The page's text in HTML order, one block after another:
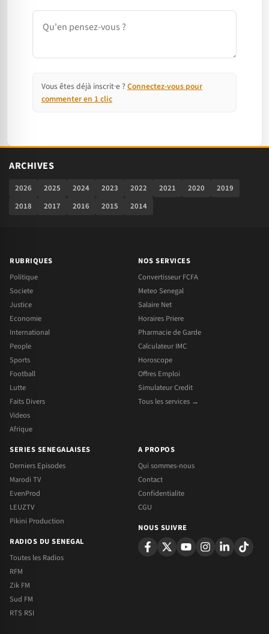
Commentaire
Vous êtes déjà inscrit·e ? Connectez-vous pour
commenter en 1 clic
ARCHIVES
2026 2025 2024 2023 2022 2021 2020
2019
2018
2017 2016 2015 2014
RUBRIQUES
Politique
Societe
Justice
Economie
International
People
Sports
Football
Lutte
Faits Divers
Videos
Afrique
NOS SERVICES
Convertisseur FCFA
Meteo Senegal
Salaire Net
Horaires Priere
Pharmacie de Garde
Calculateur IMC
Horoscope
Offres Emploi
Simulateur Credit
Tous les services →
SERIES SENEGALAISES
Derniers Episodes
Marodi TV
EvenProd
LEUZTV
Pikini Production
RADIOS DU SENEGAL
Toutes les Radios
RFM
Zik FM
Sud FM
RTS RSI
A PROPOS
Qui sommes-nous
Contact
Confidentialite
CGU
NOUS SUIVRE